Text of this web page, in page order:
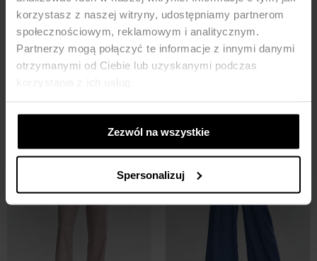
korzystasz z naszej witryny, udostępniamy partnerom
społecznościowym, reklamowym i analitycznym.
Partnerzy mogą połączyć te informacje z innymi danymi
otrzymanymi od Ciebie lub uzyskanymi podczas
Zezwól na wszystkie
Spersonalizuj
MOŻE CI SIĘ SPODOBAĆ